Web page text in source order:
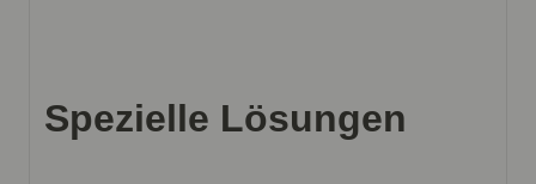
Spezielle Lösungen